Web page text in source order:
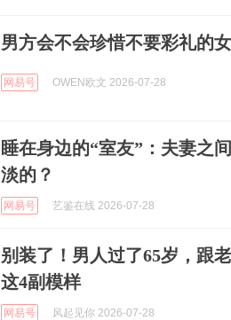
男方会不会珍惜不要彩礼的
网易号 OWEN欧文 2026-07-28
睡在身边的“室友”：夫妻之
淡的？
网易号 艺鉴在线 2026-07-28
别装了！男人过了65岁，跟
这4副模样
网易号 风起见你 2026-07-28